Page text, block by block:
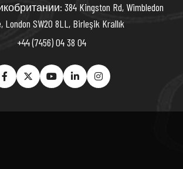
384 Kingston Rd, Wimbledon
London SW20 8LL, Birleşik Krallık
+44 (7456) 04 38 04